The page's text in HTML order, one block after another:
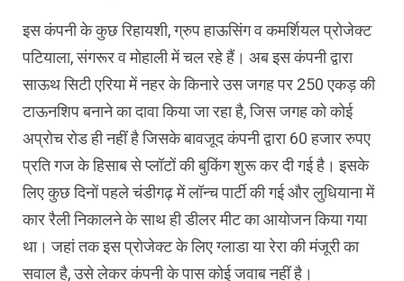
इस कंपनी के कुछ रिहायशी, ग्रुप हाऊसिंग व कमर्शियल प्रोजेक्ट
पटियाला, संगरूर व मोहाली में चल रहे हैं। अब इस कंपनी द्वारा
साऊथ सिटी एरिया में नहर के किनारे उस जगह पर 250 एकड़ की
टाऊनशिप बनाने का दावा किया जा रहा है, जिस जगह को कोई
अप्रोच रोड ही नहीं है जिसके बावजूद कंपनी द्वारा 60 हजार रुपए
प्रति गज के हिसाब से प्लॉटों की बुकिंग शुरू कर दी गई है। इसके
लिए कुछ दिनों पहले चंडीगढ़ में लॉन्च पार्टी की गई और लुधियाना में
कार रैली निकालने के साथ ही डीलर मीट का आयोजन किया गया
था। जहां तक इस प्रोजेक्ट के लिए ग्लाडा या रेरा की मंजूरी का
सवाल है, उसे लेकर कंपनी के पास कोई जवाब नहीं है।